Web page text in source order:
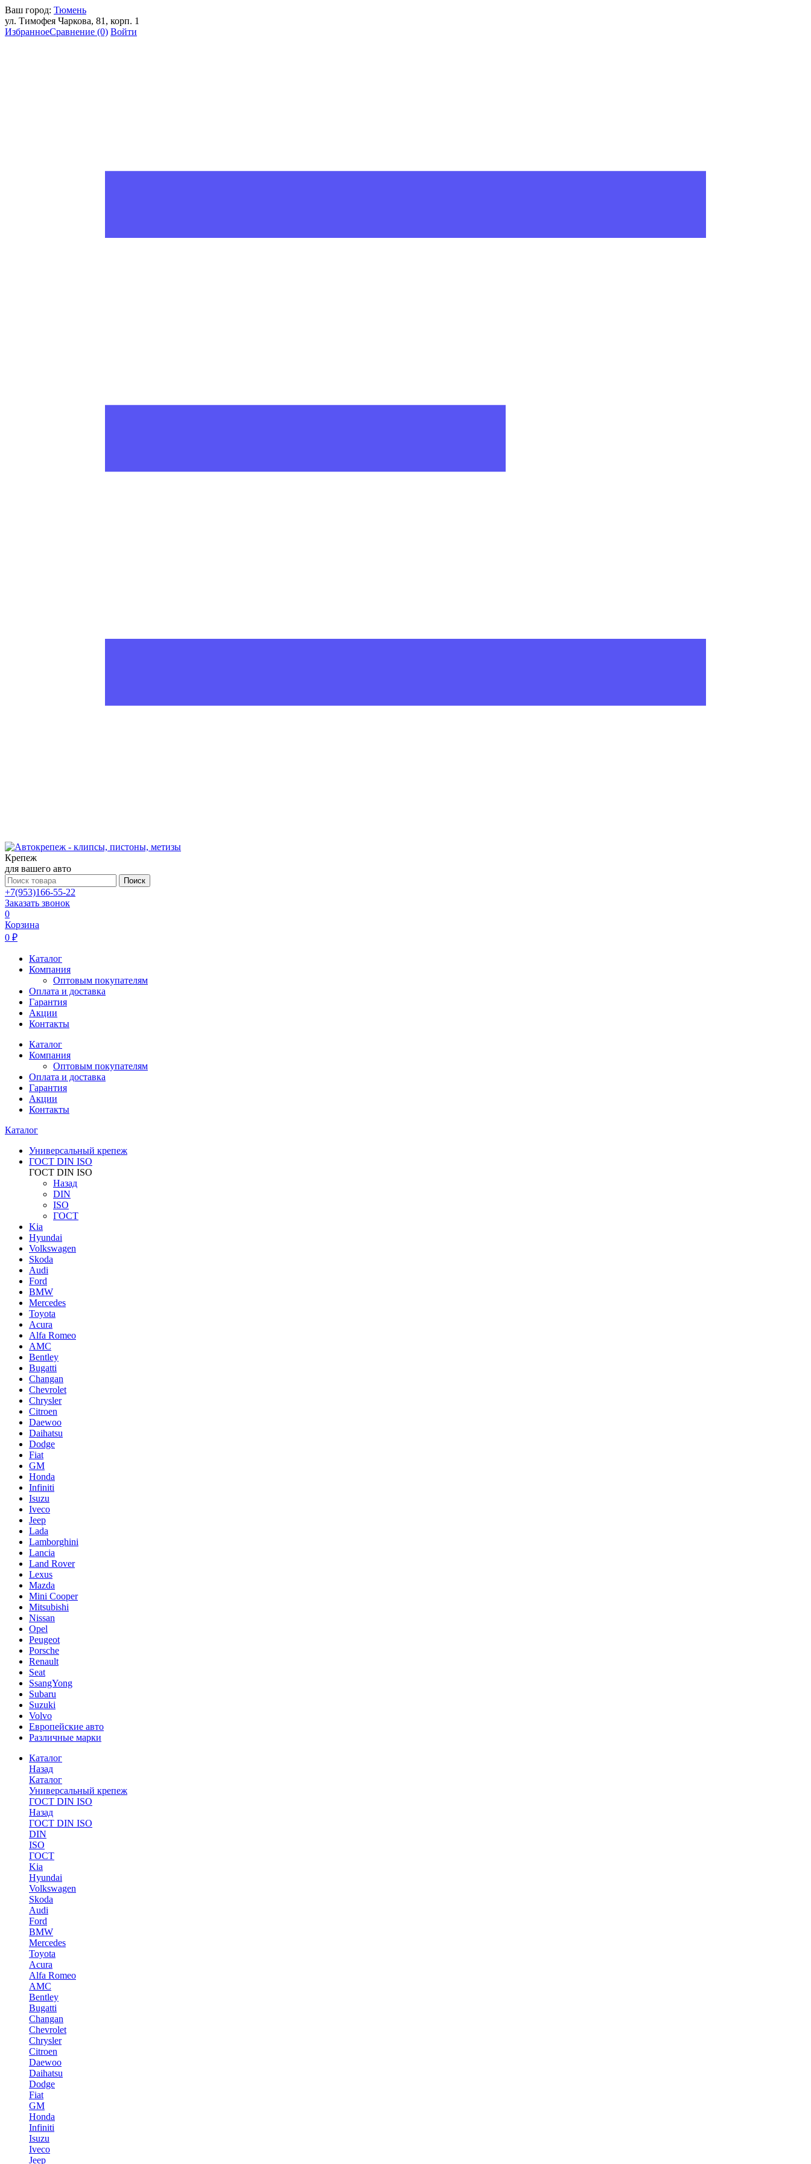
Ваш город: Тюмень
ул. Тимофея Чаркова, 81, корп. 1
ИзбранноеСравнение (0) Войти
Крепеж
для вашего авто
Поиск
+7(953)166-55-22
Заказать звонок
0
Корзина
0 ₽
Каталог
Компания
Оптовым покупателям
Оплата и доставка
Гарантия
Акции
Контакты
Каталог
Компания
Оптовым покупателям
Оплата и доставка
Гарантия
Акции
Контакты
Каталог
Универсальный крепеж
ГОСТ DIN ISO
ГОСТ DIN ISO
Назад
DIN
ISO
ГОСТ
Kia
Hyundai
Volkswagen
Skoda
Audi
Ford
BMW
Mercedes
Toyota
Acura
Alfa Romeo
AMC
Bentley
Bugatti
Changan
Chevrolet
Chrysler
Citroen
Daewoo
Daihatsu
Dodge
Fiat
GM
Honda
Infiniti
Isuzu
Iveco
Jeep
Lada
Lamborghini
Lancia
Land Rover
Lexus
Mazda
Mini Cooper
Mitsubishi
Nissan
Opel
Peugeot
Porsche
Renault
Seat
SsangYong
Subaru
Suzuki
Volvo
Европейские авто
Различные марки
Каталог
Назад
Каталог
Универсальный крепеж
ГОСТ DIN ISO
Назад
ГОСТ DIN ISO
DIN
ISO
ГОСТ
Kia
Hyundai
Volkswagen
Skoda
Audi
Ford
BMW
Mercedes
Toyota
Acura
Alfa Romeo
AMC
Bentley
Bugatti
Changan
Chevrolet
Chrysler
Citroen
Daewoo
Daihatsu
Dodge
Fiat
GM
Honda
Infiniti
Isuzu
Iveco
Jeep